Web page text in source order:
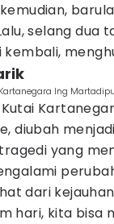
selang dua
Ing
diubah
yang
dari
hari, kita bisa